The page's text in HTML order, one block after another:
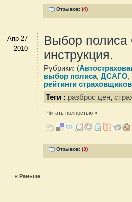
Отзывов: (4)
Апр 27
2010
Выбор
инструкция.
Рубрики: (
выбор полиса, ДСАГО,
рейтинги страховщиков
Теги : разброс цен,
Читать полностью »
Отзывов: (3)
« Раньше